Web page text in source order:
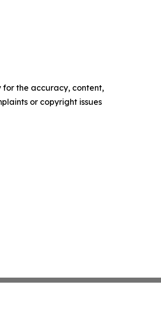
for the accuracy, content,
or copyright issues